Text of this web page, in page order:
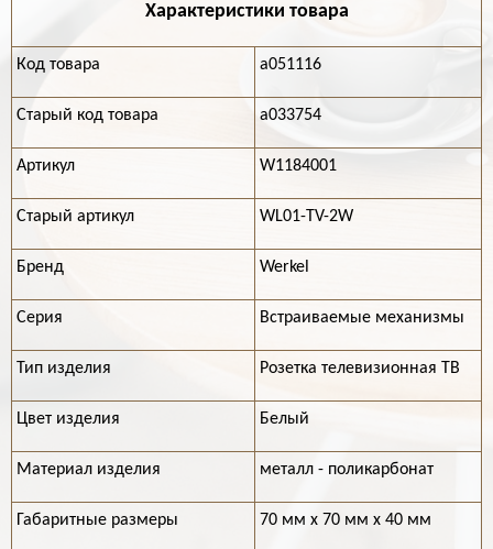
Характеристики товара
Код товара a051116
Старый код товара a033754
Артикул W1184001
Старый артикул WL01-TV-2W
Бренд Werkel
Серия Встраиваемые механизмы
Тип изделия Розетка телевизионная ТВ
Цвет изделия Белый
Материал изделия металл - поликарбонат
Габаритные размеры 70 мм х 70 мм х 40 мм